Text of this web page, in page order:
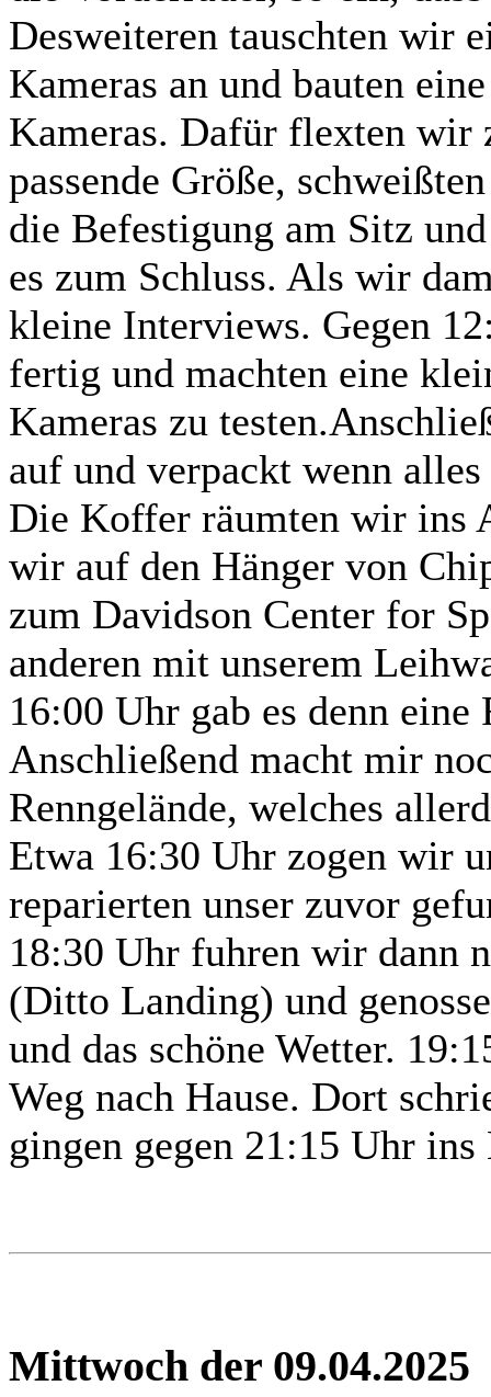
Desweiteren tauschten wir
Kameras an und bauten
Kameras. Dafür flexten
passende Größe,
die Befestigung am Sitz
es zum Schluss. Als wir
kleine Interviews. Gegen
fertig und machten eine
Kameras zu
auf und verpackt wenn
Die Koffer räumten wir ins
wir auf den Hänger von
zum Davidson Center for
anderen mit unserem
16:00 Uhr gab es denn eine
Anschließend macht mir
Renngelände, welches
Etwa 16:30 Uhr zogen wir
reparierten unser zuvor
18:30 Uhr fuhren wir dann
(Ditto Landing) und
und das schöne Wetter.
Weg nach Hause. Dort
gingen gegen 21:15 Uhr ins
Mittwoch der 09.04.2025